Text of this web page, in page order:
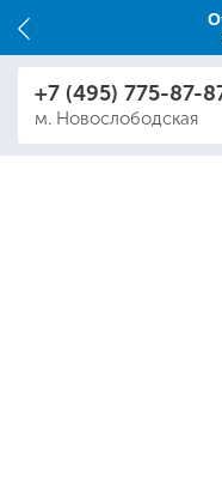
+7 (495) 775-87-
м. Новослободская